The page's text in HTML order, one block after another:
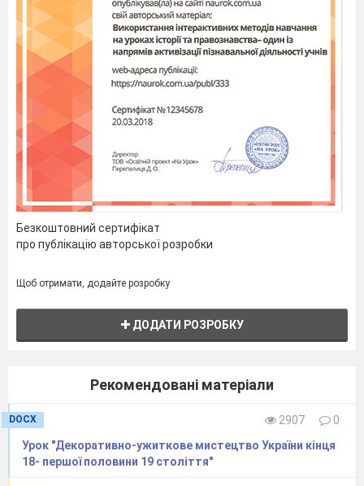
Безкоштовний сертифікат
про публікацію авторської розробки
Щоб отримати, додайте розробку
ДОДАТИ РОЗРОБКУ
Рекомендовані матеріали
DOCX 2907
0
Урок "Декоративно-ужиткове мистецтво України кінця
18- першої половини 19 століття"